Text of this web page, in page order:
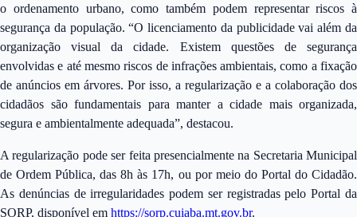
o ordenamento urbano, como também podem representar riscos à
segurança da população. “O licenciamento da publicidade vai além da
organização visual da cidade. Existem questões de segurança
envolvidas e até mesmo riscos de infrações ambientais, como a fixação
de anúncios em árvores. Por isso, a regularização e a colaboração dos
cidadãos são fundamentais para manter a cidade mais organizada,
segura e ambientalmente adequada”, destacou.
A regularização pode ser feita presencialmente na Secretaria Municipal
de Ordem Pública, das 8h às 17h, ou por meio do Portal do Cidadão.
As denúncias de irregularidades podem ser registradas pelo Portal da
SORP, disponível em https://sorp.cuiaba.mt.gov.br.